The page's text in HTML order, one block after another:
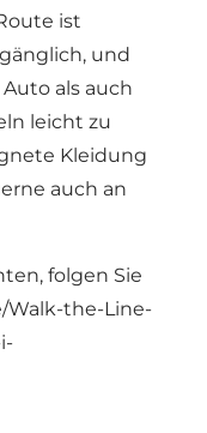
ist
und
als auch
leicht zu
Kleidung
auch an
folgen Sie
Walk-the-Line-